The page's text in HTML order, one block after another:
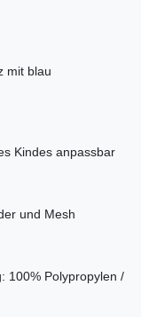
mit blau
Kindes anpassbar
und Mesh
100% Polypropylen /